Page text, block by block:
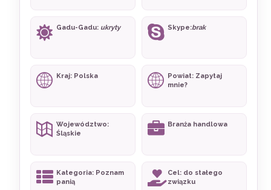
Gadu-Gadu: ukryty Skype:brak
Kraj: Polska
Powiat: Zapytaj
mnie?
Województwo:
Śląskie
Branża handlowa
Kategoria: Poznam
panią
Cel: do stałego
związku